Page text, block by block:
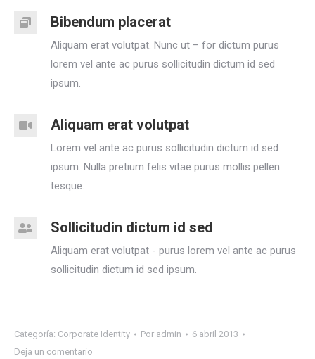
Bibendum placerat
Aliquam erat volutpat. Nunc ut – for dictum purus
lorem vel ante ac purus sollicitudin dictum id sed
ipsum.
Aliquam erat volutpat
Lorem vel ante ac purus sollicitudin dictum id sed
ipsum. Nulla pretium felis vitae purus mollis pellen
tesque.
Sollicitudin dictum id sed
Aliquam erat volutpat - purus lorem vel ante ac purus
sollicitudin dictum id sed ipsum.
Categoría: Corporate Identity Por admin
6 abril 2013
Deja un comentario